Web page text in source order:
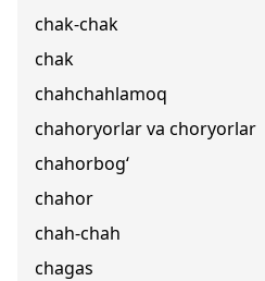
chak-chak
chak
chahchahlamoq
chahoryorlar va choryorlar
chahorbog‘
chahor
chah-chah
chagas